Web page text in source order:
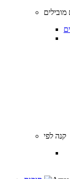
מובילים
קנה לפי